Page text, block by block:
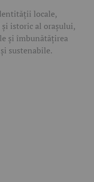
locale,
istoric al orașului,
și îmbunătățirea
sustenabile.